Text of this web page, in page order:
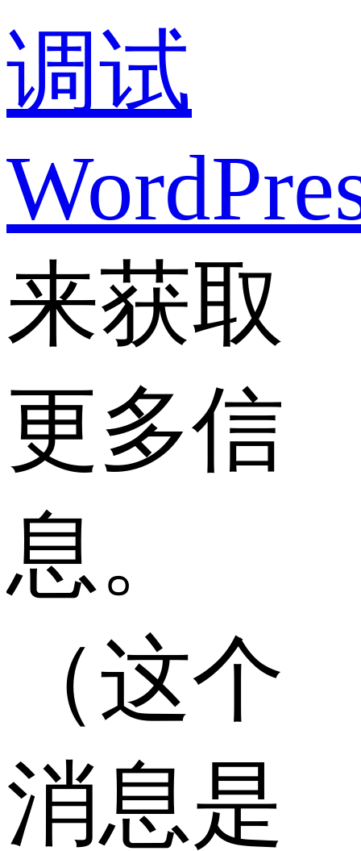
调试
来获取
更多信
息。
（这个
消息是